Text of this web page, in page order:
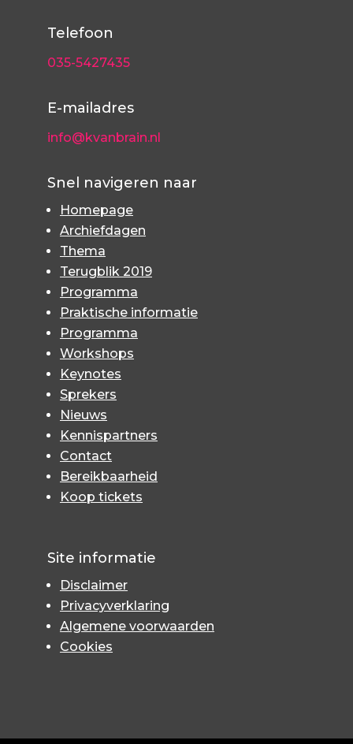
Telefoon
035-5427435
E-mailadres
info@kvanbrain.nl
Snel navigeren naar
Homepage
Archiefdagen
Thema
Terugblik 2019
Programma
Praktische informatie
Programma
Workshops
Keynotes
Sprekers
Nieuws
Kennispartners
Contact
Bereikbaarheid
Koop tickets
Site informatie
Disclaimer
Privacyverklaring
Algemene voorwaarden
Cookies